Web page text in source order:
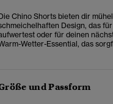
Chino Shorts bieten dir
Design, das
oder für deinen
Wetter-Essential, das
und Passform